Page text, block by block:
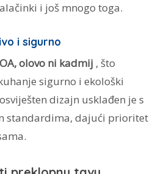
i još mnogo toga.
i sigurno
olovo ni kadmij , što
sigurno i ekološki
dizajn usklađen je s
standardima, dajući prioritet